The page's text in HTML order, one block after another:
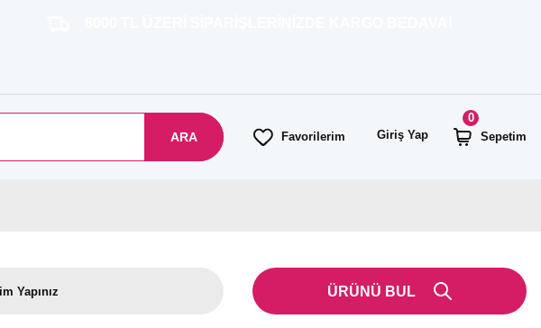
ARA Favorilerim Giriş Yap Sepetim
0
ÜRÜNÜ BUL